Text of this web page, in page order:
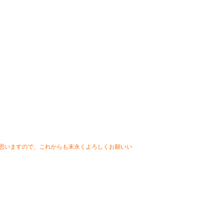
ますので、これからも末永くよろしくお願いい